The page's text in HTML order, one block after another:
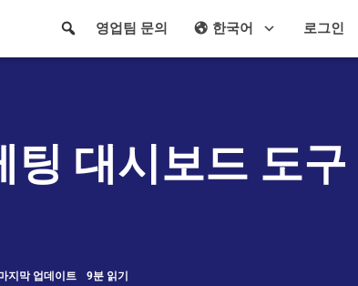
로그인
한국어
영업팀 문의
팅 대시보드 도구
지막 업데이트 9분 읽기